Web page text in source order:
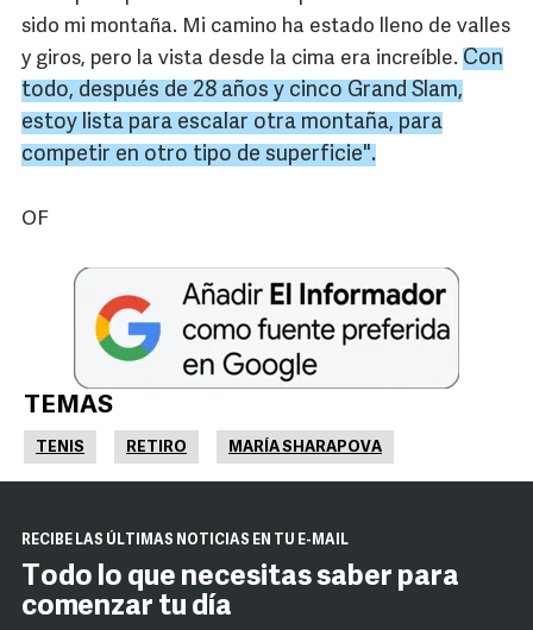
sido mi montaña. Mi camino ha estado lleno de valles
y giros, pero la vista desde la cima era increíble. Con
todo, después de 28 años y cinco Grand Slam,
estoy lista para escalar otra montaña, para
competir en otro tipo de superficie".
OF
TEMAS
TENIS RETIRO MARÍA SHARAPOVA
RECIBE LAS ÚLTIMAS NOTICIAS EN TU E-MAIL
Todo lo que necesitas saber para
comenzar tu día